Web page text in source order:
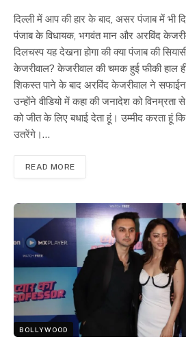
दिल्ली में आप की हार के बाद, असर पंजाब में भी
पंजाब के विधायक, भगवंत मान और अरविंद
दिलचस्प यह देखना होगा की क्या पंजाब की
केजरीवाल? केजरीवाल की चमक हुई फीकी हाल
शिकस्त पाने के बाद अरविंद केजरीवाल ने
उन्होंने वीडियो में कहा की जनादेश को विनम्रता
को जीत के लिए बधाई देता हूं। उम्मीद करता हूं
उतरेंगे।…
READ MORE
BOLLYWOOD